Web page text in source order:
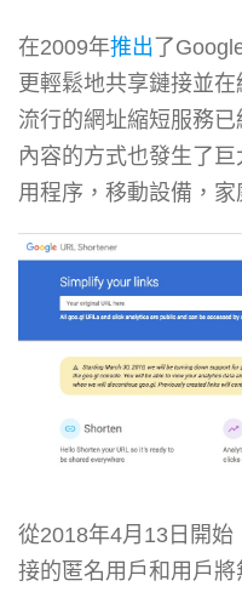
在2009年推出了
更輕鬆地共享鏈接並
流行的網址縮短服務
內容的方式也發生了
用程序，移動設備，家
從2018年4月13日開
接的匿名用戶和用戶將